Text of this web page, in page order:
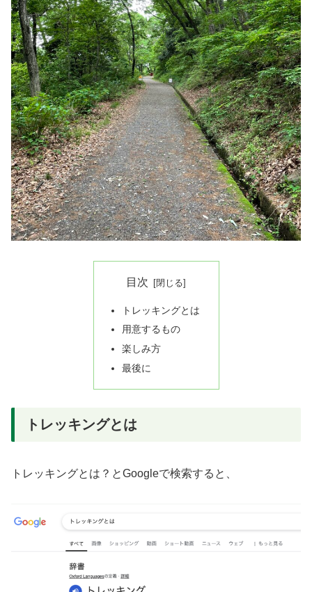
目次
トレッキングとは
用意するもの
楽しみ方
最後に
トレッキングとは
トレッキングとは？とGoogleで検索すると、